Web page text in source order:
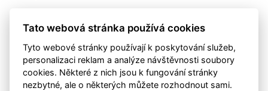
Stará garda
Tato webová stránka používá cookies
Tyto webové stránky používají k poskytování služeb,
personalizaci reklam a analýze návštěvnosti soubory
cookies. Některé z nich jsou k fungování stránky
nezbytné, ale o některých můžete rozhodnout sami.